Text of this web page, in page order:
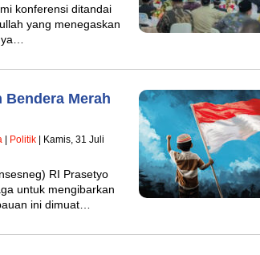
konferensi ditandai
yang menegaskan
Bendera Merah
Politik | Kamis, 31 Juli
RI Prasetyo
untuk mengibarkan
ini dimuat…